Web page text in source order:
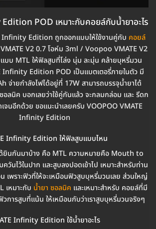
POD เหมาะกับคอยล์กับน้ำยาอะไร
Infinity Edition ถูกออกแบบให้ใช้งานคู่กับ คอยล์
V2 0.7 โอห์ม 3ml / Voopoo VMATE V2
บบ MTL ให้ฟิลสูบที่โล่ง นุ่ม ละมุ่น คล้ายบุหรี่มวน
Infinity Edition POD เป็นแบตเตอรี่ภายในตัว มี
จ่ายกำลังไฟได้อยู่ที่ 17W สามารถบรรจุน้ำยาได้
อลนิค บอกเลยว่าใช้คู่กันแล้ว จะกลมกล่อม และ รีดก
จนอีกด้วย ขอแนะนำเลยครับ VOOPOO VMATE
Infinity Edition
Infinity Edition ให้ฟิลสูบแบบไหน
ด้ยินกันมาบ้าง คือ MTL ความหมายคือ Mouth to
นไว้ในปาก และสูบลงปอดเข้าไป เหมาะสำหรับท่าน
เพราะฟิวที่ให้จะเหมือนฟิวสูบบุหรี่มวนเลย ส่วนใหญ่
เหมาะกับ น้ำยา ซอลนิค และเหมาะสำหรับ คอยล์ที่มี
วการสูบที่แน้น ให้เหมือนกับว่าเราสูบบุหรี่มวนจริงๆ
Infinity Edition ใช้น้ำยาอะไร